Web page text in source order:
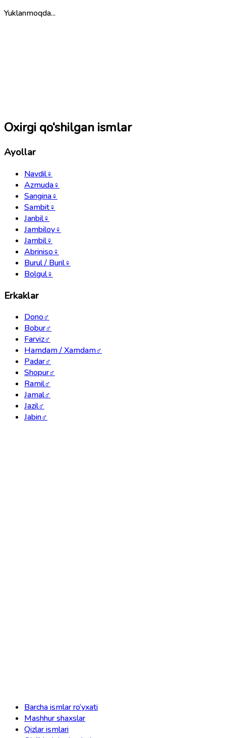
Yuklanmoqda...
Oxirgi qo‘shilgan ismlar
Ayollar
Navdil♀
Azmuda♀
Sangina♀
Sambit♀
Janbil♀
Jambiloy♀
Jambil♀
Abriniso♀
Burul / Buril♀
Bolgul♀
Erkaklar
Dono♂
Bobur♂
Farviz♂
Hamdam / Xamdam♂
Padar♂
Shopur♂
Ramil♂
Jamal♂
Jazil♂
Jabin♂
Barcha ismlar ro‘yxati
Mashhur shaxslar
Qizlar ismlari